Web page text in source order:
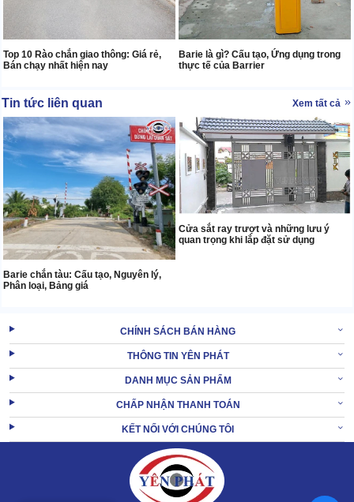
Top 10 Rào chắn giao thông: Giá rẻ,
Bán chạy nhất hiện nay
Barie là gì? Cấu tạo, Ứng dụng trong
thực tế của Barrier
Tin tức liên quan Xem tất cả
Barie chắn tàu: Cấu tạo, Nguyên lý,
Phân loại, Bảng giá
Cửa sắt ray trượt và những lưu ý
quan trọng khi lắp đặt sử dụng
CHÍNH SÁCH BÁN HÀNG
THÔNG TIN YÊN PHÁT
DANH MỤC SẢN PHẨM
CHẤP NHẬN THANH TOÁN
KẾT NỐI VỚI CHÚNG TÔI